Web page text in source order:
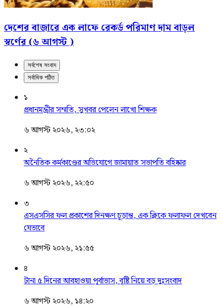
দেশের বাজারে এক লাফে রেকর্ড পরিমাণ দাম বাড়ল
স্বর্ণের (৬ আগস্ট )
সর্বশেষ সংবাদ
সর্বাধিক পঠিত
১
প্রধানমন্ত্রীর সম্মতি, সুখবর পেলেন লাখো শিক্ষক
৬ আগস্ট ২০২৬, ২৩:০২
২
অনৈতিক কর্মকাণ্ডের অভিযোগে জামায়াত সভাপতি বহিষ্কার
৬ আগস্ট ২০২৬, ২২:৫০
৩
এসএসসির ফল প্রকাশের দিনক্ষণ চূড়ান্ত, এক ক্লিকে ফলাফল দেখবেন
যেভাবে
৬ আগস্ট ২০২৬, ২১:৫৫
৪
টানা ৫ দিনের আবহাওয়া পূর্বাভাস, বৃষ্টি নিয়ে বড় দুঃসংবাদ
৬ আগস্ট ২০২৬, ১৪:২০